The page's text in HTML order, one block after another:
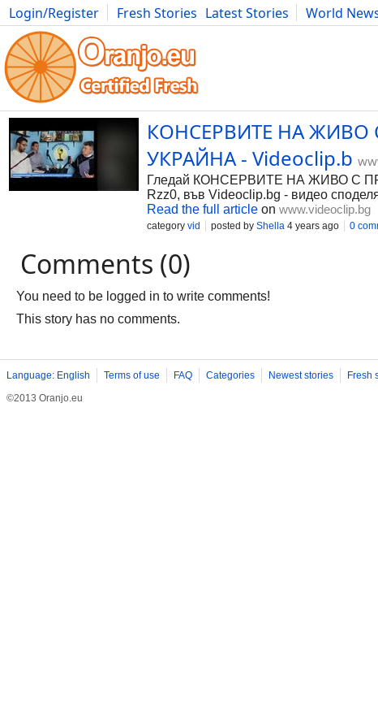
Login/Register Fresh Stories Latest Stories World
Photography Comics Bulgaria Fitness Food Literature
КОНСЕРВИТЕ НА ЖИВО
УКРАЙНА - Videoclip.b
Гледай КОНСЕРВИТЕ НА ЖИВО С
Rzz0, във Videoclip.bg - видео
Read the full article on www.videoclip.bg
category vid posted by Shella 4 years ago 0
Comments (0)
You need to be logged in to write comments!
This story has no comments.
Language: English Terms of use FAQ Categories Newest stories Fresh
©2013 Oranjo.eu